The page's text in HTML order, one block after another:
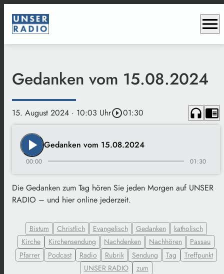
menu
Gedanken vom 15.08.2024
15. August 2024 · 10:03 Uhrplay_circle_outline01:30 headphones chrome_reader_mode
play_arrow Gedanken vom 15.08.2024
00:00 01:30
Die Gedanken zum Tag hören Sie jeden Morgen auf UNSER
RADIO – und hier online jederzeit.
Bistum Christlich Evangelisch Gedanken
katholisch
Kirche
Kirchensendung Nachdenken Nachhören
Passau
Pfarrer
Podcast Radio Rubrik Sendung Tag
Treffpunkt
UNSER RADIO
zum